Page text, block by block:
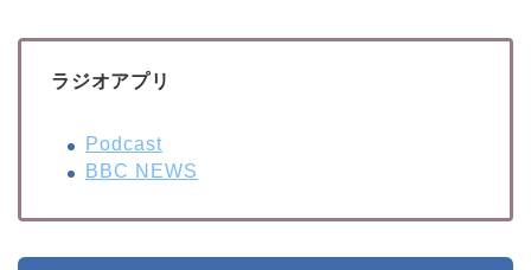
ラジオアプリ
Podcast
BBC NEWS